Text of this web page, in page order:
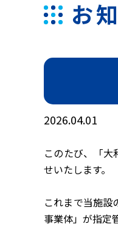
お
2026.04.01
このたび、「
せいたします。
これまで当施設
事業体」が指定